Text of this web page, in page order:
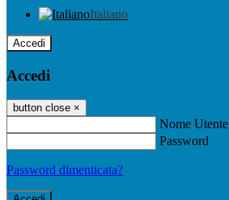
Italiano
Accedi
Accedi
button close ×
Nome Utente
Password
Password dimenticata?